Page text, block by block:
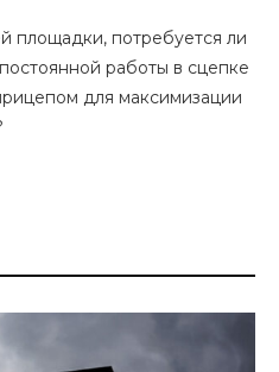
площадки, потребуется ли
работы в сцепке
для максимизации